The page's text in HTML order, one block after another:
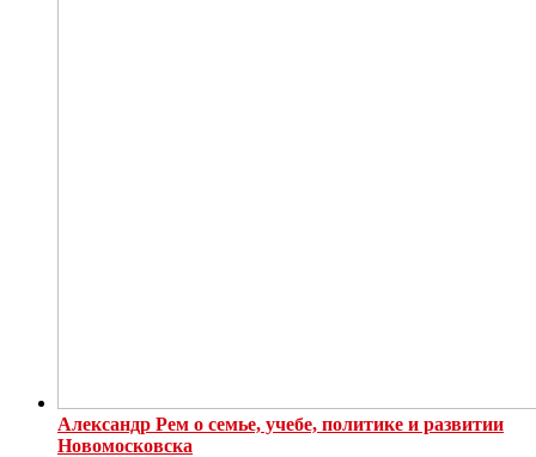
Александр Рем о семье, учебе, политике и развитии
Новомосковска